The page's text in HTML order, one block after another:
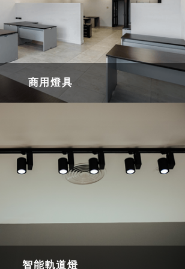
商用燈具
智能軌道燈